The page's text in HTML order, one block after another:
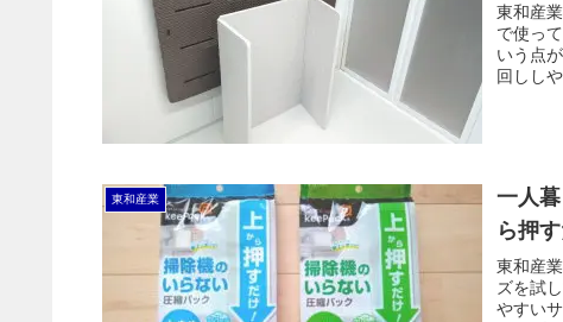
東和産
で使っ
いう点
回しし
東和産業
一人
ら押
東和産
ズを試
やすい